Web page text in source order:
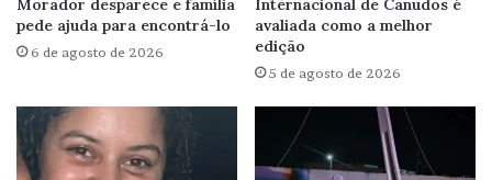
Morador desparece e família
pede ajuda para encontrá-lo
6 de agosto de 2026
Internacional de Canudos é
avaliada como a melhor
edição
5 de agosto de 2026